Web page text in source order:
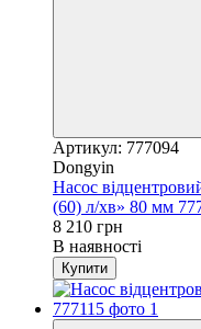
Артикул: 777094
Dongyin
Насос
(60) л/хв» 80 мм
8 210 грн
В наявності
Купити